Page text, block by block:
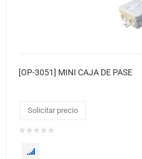
[OP-3051] MINI CAJA DE PASE
Solicitar precio